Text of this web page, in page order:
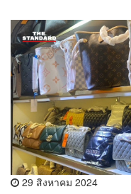
29 สิงหาคม 2024